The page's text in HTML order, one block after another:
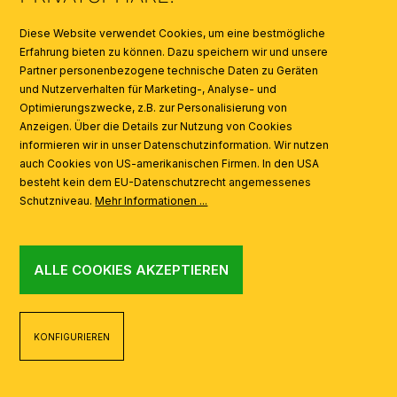
AI
Diese Website verwendet Cookies, um eine bestmögliche
Erfahrung bieten zu können. Dazu speichern wir und unsere
Partner personenbezogene technische Daten zu Geräten
und Nutzerverhalten für Marketing-, Analyse- und
Optimierungszwecke, z.B. zur Personalisierung von
Anzeigen. Über die Details zur Nutzung von Cookies
informieren wir in unser Datenschutzinformation. Wir nutzen
auch Cookies von US-amerikanischen Firmen. In den USA
besteht kein dem EU-Datenschutzrecht angemessenes
Schutzniveau.Mehr Informationen ...
ALLE COOKIES AKZEPTIEREN
KONFIGURIEREN